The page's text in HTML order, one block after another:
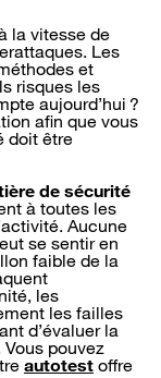
la vitesse de
Les
et
risques les
aujourd’hui ?
afin que vous
doit être
de sécurité
à toutes les
Aucune
se sentir en
faible de la
les
les failles
d’évaluer la
pouvez
autotest offre